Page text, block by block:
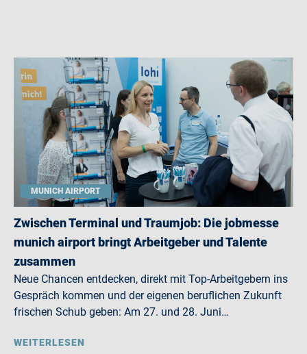
MUNICH AIRPORT
Zwischen Terminal und Traumjob: Die jobmesse
munich airport bringt Arbeitgeber und Talente
zusammen
Neue Chancen entdecken, direkt mit Top-Arbeitgebern ins
Gespräch kommen und der eigenen beruflichen Zukunft
frischen Schub geben: Am 27. und 28. Juni…
WEITERLESEN